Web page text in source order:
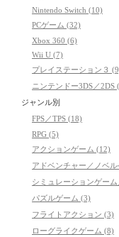
Nintendo Switch (10)
PCゲーム (32)
Xbox 360 (6)
Wii U (7)
プレイステーション３
ニンテンドー3DS／2DS
ジャンル別
FPS／TPS (18)
RPG (5)
アクションゲーム (12)
アドベンチャー／ノベ
シミュレーションゲーム
パズルゲーム (3)
フライトアクション (3)
ローグライクゲーム (8)